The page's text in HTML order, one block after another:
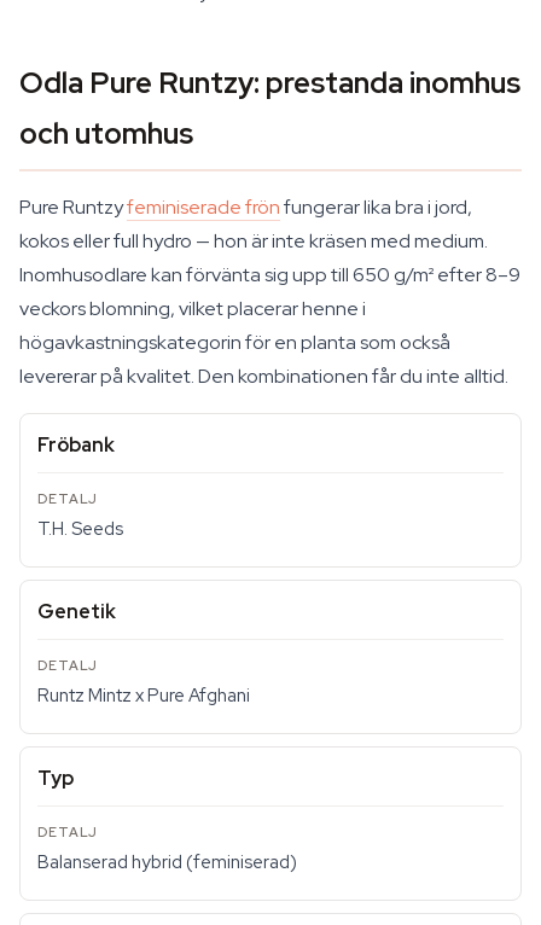
Odla Pure Runtzy: prestanda inomhus
och utomhus
Pure Runtzyfeminiserade frönfungerar lika bra i jord,
kokos eller full hydro — hon är inte kräsen med medium.
Inomhusodlare kan förvänta sig upp till 650 g/m² efter 8–9
veckors blomning, vilket placerar henne i
högavkastningskategorin för en planta som också
levererar på kvalitet. Den kombinationen får du inte alltid.
Fröbank
T.H. Seeds
Genetik
Runtz Mintz x Pure Afghani
Typ
Balanserad hybrid (feminiserad)